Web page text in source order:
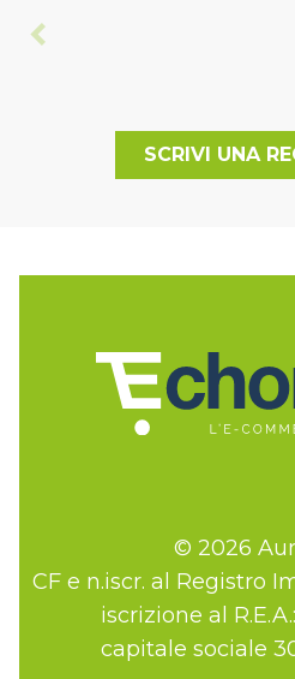
SCRIVI UNA
© 2026
CF e n.iscr. al Registro
iscrizione al
capitale sociale